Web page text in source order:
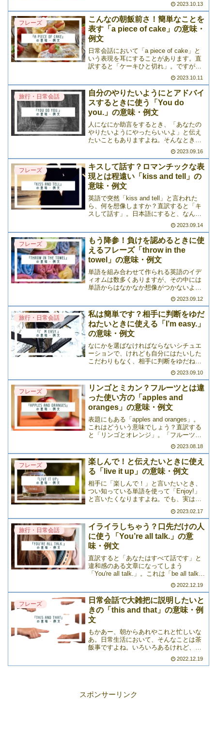
でも、カジュアルに「面倒くさいなあ」
と伝えたいときにぴったりの表現がある
んです。それが「>>>
2023.10.13
フレーズ
こんなの朝飯前さ！簡単なことを
表す「a piece of cake」の意味・
例文
日常会話において「a piece of cake」と
いう表現を耳にすることがあります。直
訳すると「ケーキひと切れ」。ですが、
これがイディオムとして使われると「め
ちゃくちゃ簡単な」「朝飯前の」という
意味になります。もちろん直訳のままの
使い方も>>>
2023.10.11
旅行・日常会話
自分のやりたいようにとアドバイ
スするときに使う「You do
you.」の意味・例文
人になにか助言をするとき、「あなたの
やりたいようにやったらいいよ」と伝え
たいこともありますよね。そんなときに
使えるのが「You do you.」というフレー
ズ。直訳すると「あなたはあなたをす
る」ですが、これで「自分がやりたいよ
うにやりなよ」>>>
2023.09.16
フレーズ
キスして話す？ロマンチックな表
現とは程遠い「kiss and tell」の
意味・例文
英語で突然「kiss and tell」と言われた
ら、何を想像しますか？直訳すると「キ
スして話す」。日本語にすると、なんと
なくロマンチックな響きを感じますよ
ね。でも、実はこの「kiss and tell」には
「キスして話す」という意味以外に>>>
2023.09.14
フレーズ
もう降参！負けを認めるときに使
えるフレーズ「throw in the
towel」の意味・例文
単語を組み合わせて作られる英語のイデ
ィオムは数多くありますが、その中には
単語からはなかなか想像がつかないよう
なものも多く見られます。そのうちのひ
とつが「throw in the towel」。直訳する
と「タオルを投げ込む」になるこちらの
イデ>>>
2023.09.12
旅行・日常会話
私は簡単です？相手に判断をゆだ
ねたいときに使える「I’m easy.」
の意味・例文
なにかを選ばなければならないシチュエ
ーションで、けれども自分にはたいした
こだわりもなく、相手に判断をゆだねた
いときってありますよね。例えば「今な
にを食べたい？」と聞かれたとき。自分
としてはなんでもいい（＝なんでも満足
する）と回答したいなら「>>>
2023.09.10
フレーズ
リンゴとミカン？フルーツとは違
った使い方の「apples and
oranges」の意味・例文
表題にもある「apples and oranges」。
これはどういう意味でしょう？直訳する
と「リンゴとオレンジ」。「フルーツ
（果物）の話？」と思ってしまいそうで
すが、実は「apples and oranges」で
「（比較することのできない）>>>
2023.08.18
フレーズ
楽しんで！と伝えたいときに使え
る「live it up」の意味・例文
相手に「楽しんで！」と言いたいとき、
つい知っている単語を使って「Enjoy!」
と言いたくなりますよね。でも、実は他
up」。日常会話の中でもよく出てくる表
現ですので、ぜひ覚えておきましょう。
(fu>>>
2023.02.17
旅行・日常会話
イライラしちゃう？口先だけの人
に使う「You’re all talk.」の意
味・例文
直訳すると「あなたはすべて話です」と
違和感のある文章になってしまう
「You're all talk.」。これは「be all talk」
というイディオムを使った言い回しです
が、意外とよく日常会話に登場します。
ただし、相手によっては失礼になる>>>
2022.12.19
フレーズ
日常会話で大雑把に説明したいと
きの「this and that」の意味・例
文
もかあー、朝からあれやこれと忙しいな
あ。日常生活において、そんなことは茶
飯事ですよね。いろいろあるけれど、ひ
とつひとつについて言及するほどのこと
ではない。そんなときはどう言えばいい
2022.12.19
スポンサーリンク